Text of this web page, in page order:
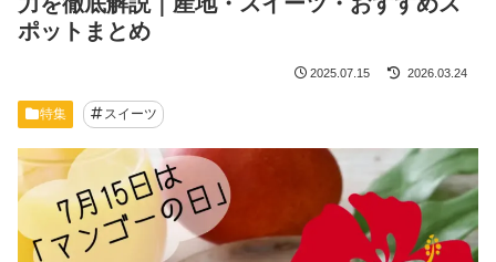
ポットまとめ
2025.07.15 2026.03.24
特集 スイーツ